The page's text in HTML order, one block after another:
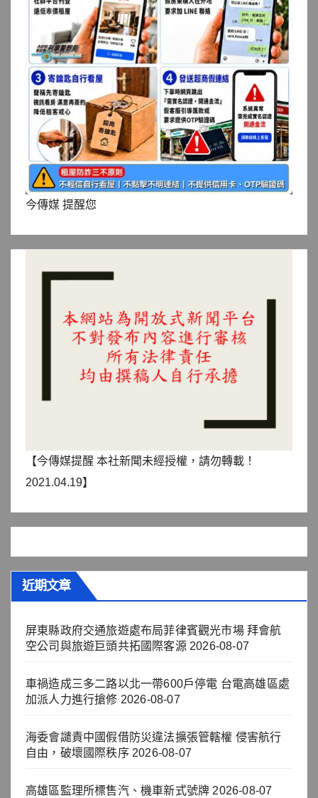
今傳媒 提醒您
【今傳媒提醒 本社新聞未經授權，請勿轉載！
2021.04.19】
近期文章
屏東縣政府交通旅遊處布局菲律賓觀光市場 拜會航
空公司與旅遊巨頭共拓國際客源 2026-08-07
車禍造成三多二路以北一帶600戶停電 台電高雄區處
加派人力進行搶修 2026-08-07
海委會譴責中國假借防災違法擴張管轄權 侵害航行
自由，破壞國際秩序 2026-08-07
高雄區監理所標售汽、機車新式號牌 2026-08-07